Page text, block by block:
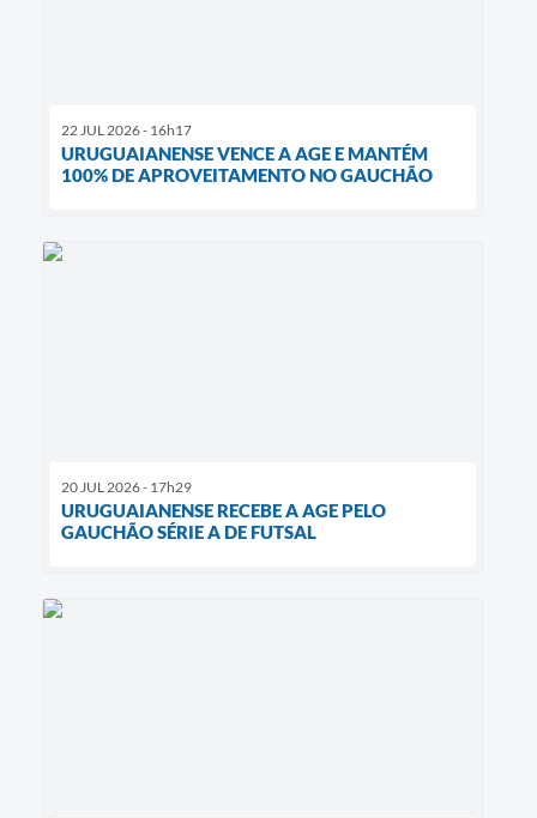
22 JUL 2026 - 16h17
URUGUAIANENSE VENCE A AGE E MANTÉM
100% DE APROVEITAMENTO NO GAUCHÃO
20 JUL 2026 - 17h29
URUGUAIANENSE RECEBE A AGE PELO
GAUCHÃO SÉRIE A DE FUTSAL